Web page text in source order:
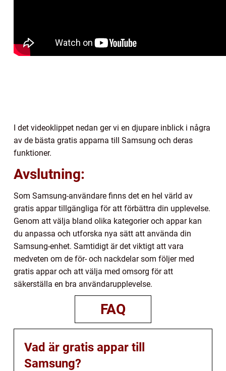
I det videoklippet nedan ger vi en djupare inblick i några
av de bästa gratis apparna till Samsung och deras
funktioner.
Avslutning:
Som Samsung-användare finns det en hel värld av
gratis appar tillgängliga för att förbättra din upplevelse.
Genom att välja bland olika kategorier och appar kan
du anpassa och utforska nya sätt att använda din
Samsung-enhet. Samtidigt är det viktigt att vara
medveten om de för- och nackdelar som följer med
gratis appar och att välja med omsorg för att
säkerställa en bra användarupplevelse.
FAQ
Vad är gratis appar till
Samsung?